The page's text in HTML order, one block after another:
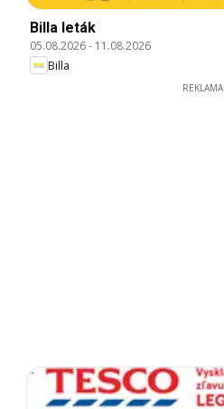
Billa leták
05.08.2026- 11.08.2026
Billa
REKLAMA